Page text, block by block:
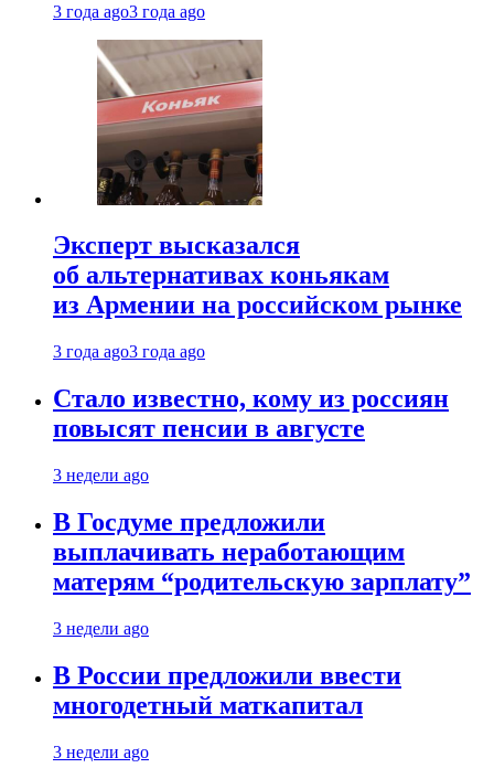
3 года ago3 года ago
Эксперт высказался
об альтернативах коньякам
из Армении на российском рынке
3 года ago3 года ago
Стало известно, кому из россиян
повысят пенсии в августе
3 недели ago
В Госдуме предложили
выплачивать неработающим
матерям “родительскую зарплату”
3 недели ago
В России предложили ввести
многодетный маткапитал
3 недели ago